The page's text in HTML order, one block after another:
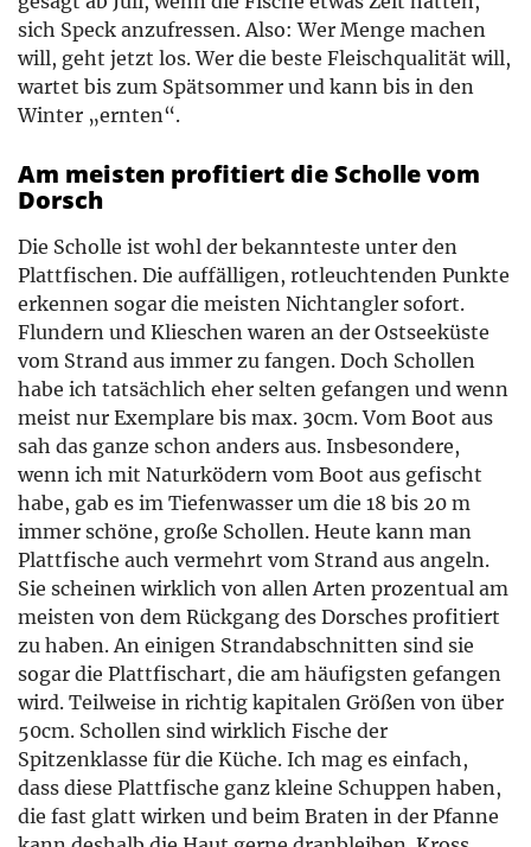
sich Speck anzufressen. Also: Wer Menge machen
will, geht jetzt los. Wer die beste Fleischqualität will,
wartet bis zum Spätsommer und kann bis in den
Winter „ernten“.
Am meisten profitiert die Scholle vom
Dorsch
Die Scholle ist wohl der bekannteste unter den
Plattfischen. Die auffälligen, rotleuchtenden Punkte
erkennen sogar die meisten Nichtangler sofort.
Flundern und Klieschen waren an der Ostseeküste
vom Strand aus immer zu fangen. Doch Schollen
habe ich tatsächlich eher selten gefangen und wenn
meist nur Exemplare bis max. 30cm. Vom Boot aus
sah das ganze schon anders aus. Insbesondere,
wenn ich mit Naturködern vom Boot aus gefischt
habe, gab es im Tiefenwasser um die 18 bis 20 m
immer schöne, große Schollen. Heute kann man
Plattfische auch vermehrt vom Strand aus angeln.
Sie scheinen wirklich von allen Arten prozentual am
meisten von dem Rückgang des Dorsches profitiert
zu haben. An einigen Strandabschnitten sind sie
sogar die Plattfischart, die am häufigsten gefangen
wird. Teilweise in richtig kapitalen Größen von über
50cm. Schollen sind wirklich Fische der
Spitzenklasse für die Küche. Ich mag es einfach,
dass diese Plattfische ganz kleine Schuppen haben,
die fast glatt wirken und beim Braten in der Pfanne